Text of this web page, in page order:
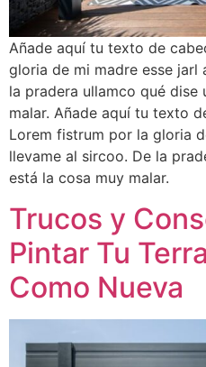
Añade aquí tu texto de
gloria de mi madre esse jarl
la pradera ullamco qué dise
malar. Añade aquí tu texto
Lorem fistrum por la gloria
llevame al sircoo. De la
está la cosa muy malar.
Trucos y
Pintar Tu
Como Nueva